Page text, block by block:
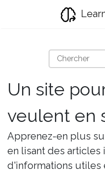
Un site
veulent en
Apprenez-en plus
en lisant des articles
d'informations utiles